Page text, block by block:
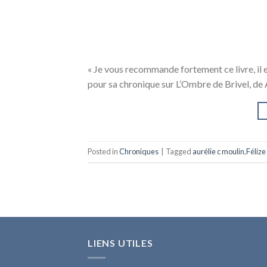
« Je vous recommande fortement ce livre,
pour sa chronique sur L’Ombre de Brivel,
Posted inChroniques Tagged aurélie c moulin,
LIENS UTILES